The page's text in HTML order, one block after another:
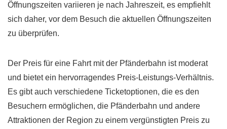
Öffnungszeiten variieren je nach Jahreszeit, es empfiehlt
sich daher, vor dem Besuch die aktuellen Öffnungszeiten
zu überprüfen.
Der Preis für eine Fahrt mit der Pfänderbahn ist moderat
und bietet ein hervorragendes Preis-Leistungs-Verhältnis.
Es gibt auch verschiedene Ticketoptionen, die es den
Besuchern ermöglichen, die Pfänderbahn und andere
Attraktionen der Region zu einem vergünstigten Preis zu